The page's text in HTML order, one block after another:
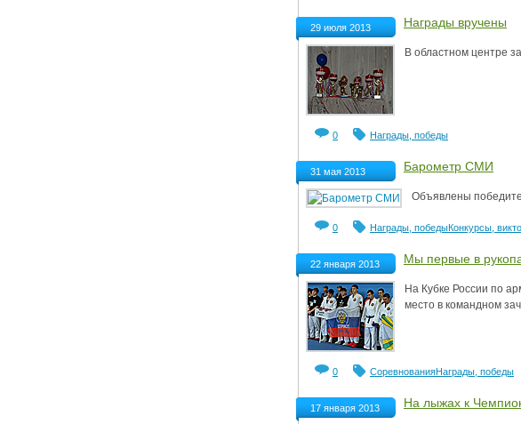
29 июля 2013 Награды вручены
В областном центре
0 Награды, победы
31 мая 2013 Барометр СМИ
Объявлены
0 Награды, победыКонкурсы,
22 января 2013 Мы первые в
На Кубке России по
место в командном
0 СоревнованияНаграды, победы
17 января 2013 На лыжах к